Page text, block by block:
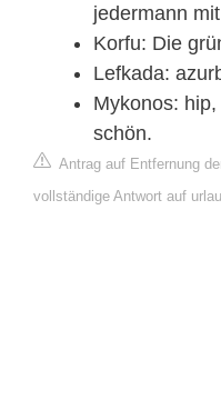
jedermann
Korfu: Die
Lefkada:
Mykonos:
schön.
Antrag auf Entfernung
vollständige Antwort auf